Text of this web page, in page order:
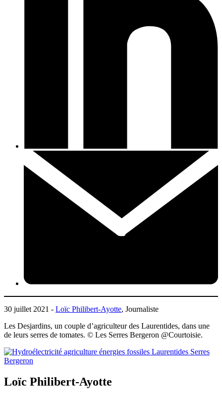
30 juillet 2021 - Loïc Philibert-Ayotte, Journaliste
Les Desjardins, un couple d’agriculteur des Laurentides, dans une
de leurs serres de tomates. © Les Serres Bergeron @Courtoisie.
Loïc Philibert-Ayotte